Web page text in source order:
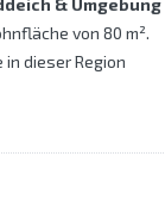
& Umgebung
von 80 m².
dieser Region